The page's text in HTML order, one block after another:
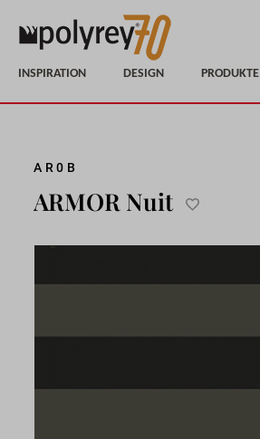
INSPIRATION DESIGN PRODUKTE
Skip
to
the
AR0B
ARMOR Nuit
to
List